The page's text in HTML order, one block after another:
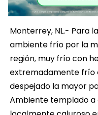
Monterrey, NL.- Para
ambiente frío por la
región, muy frío con
extremadamente frío
despejado la mayor
Ambiente templado a